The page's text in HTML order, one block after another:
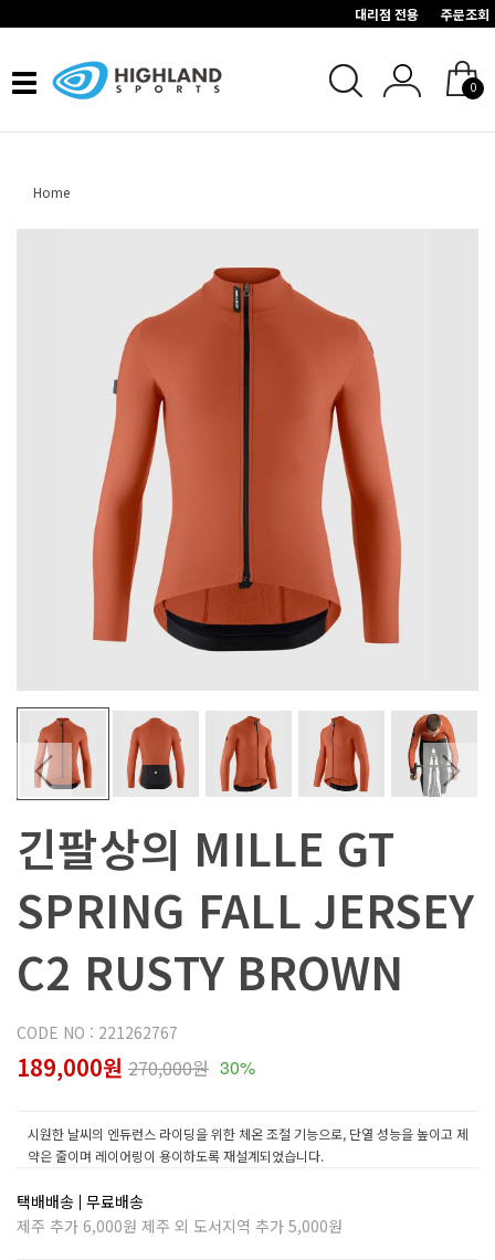
대리점 전용 주문조회
Toggle
navigation
0
Home
긴팔상의 MILLE GT
SPRING FALL JERSEY
C2 RUSTY BROWN
CODE NO : 221262767
189,000원 270,000원 30%
시원한 날씨의 엔듀런스 라이딩을 위한 체온 조절 기능으로, 단열 성능을 높이고 제
약은 줄이며 레이어링이 용이하도록 재설계되었습니다.
택배배송 무료배송
제주 추가 6,000원 제주 외 도서지역 추가 5,000원